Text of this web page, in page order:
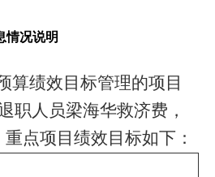
情况说明
算绩效目标管理的项目
职人员梁海华救济费，
重点项目绩效目标如下：